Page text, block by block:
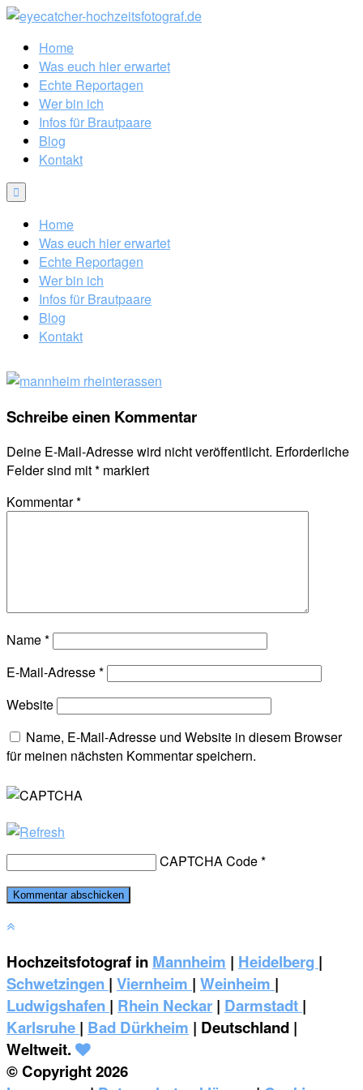
Home
Was euch hier erwartet
Echte Reportagen
Wer bin ich
Infos für Brautpaare
Blog
Kontakt
Home
Was euch hier erwartet
Echte Reportagen
Wer bin ich
Infos für Brautpaare
Blog
Kontakt
Schreibe einen Kommentar
Deine E-Mail-Adresse wird nicht veröffentlicht. Erforderliche
Felder sind mit* markiert
Kommentar*
Name*
E-Mail-Adresse*
Website
Name, E-Mail-Adresse und Website in diesem Browser
für meinen nächsten Kommentar speichern.
CAPTCHA Code*
Hochzeitsfotograf in Mannheim | Heidelberg |
Schwetzingen | Viernheim | Weinheim |
‎Ludwigshafen | Rhein Neckar | Darmstadt |
Karlsruhe | Bad Dürkheim | Deutschland |
Weltweit.
© Copyright 2026